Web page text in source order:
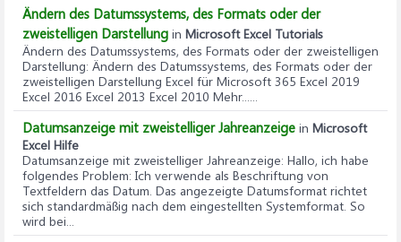
Ändern des Datumssystems, des Formats oder der
zweistelligen Darstellung in Microsoft Excel Tutorials
Ändern des Datumssystems, des Formats oder der zweistelligen
Darstellung: Ändern des Datumssystems, des Formats oder der
zweistelligen Darstellung Excel für Microsoft 365 Excel 2019
Excel 2016 Excel 2013 Excel 2010 Mehr......
Datumsanzeige mit zweistelliger Jahreanzeige in Microsoft
Excel Hilfe
Datumsanzeige mit zweistelliger Jahreanzeige: Hallo, ich habe
folgendes Problem: Ich verwende als Beschriftung von
Textfeldern das Datum. Das angezeigte Datumsformat richtet
sich standardmäßig nach dem eingestellten Systemformat. So
wird bei...